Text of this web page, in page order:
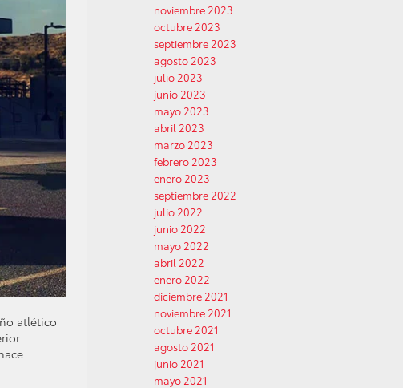
atlético
noviembre 2023
octubre 2023
septiembre 2023
agosto 2023
julio 2023
junio 2023
mayo 2023
abril 2023
marzo 2023
febrero 2023
enero 2023
septiembre 2022
julio 2022
junio 2022
mayo 2022
abril 2022
enero 2022
diciembre 2021
noviembre 2021
octubre 2021
agosto 2021
junio 2021
mayo 2021